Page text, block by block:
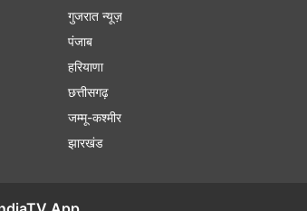
गुजरात न्यूज़
पंजाब
हरियाणा
छत्तीसगढ़
जम्मू-कश्मीर
झारखंड